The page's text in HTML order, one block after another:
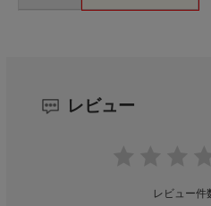
レビュー
レビュー件